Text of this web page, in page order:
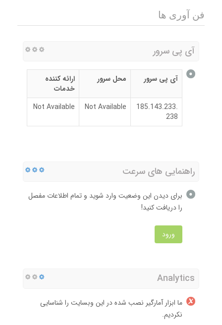
فن آوری ها
آی پی سرور
آی پی سرور محل سرور
ارائه کننده
خدمات
185.143.233.
238
Not Available
Not Available
راهنمایی های سرعت
برای دیدن این وضعیت وارد شوید و تمام اطلاعات مفصل
را دریافت کنید!
ورود
Analytics
ما ابزار آمارگیر نصب شده در این وبسایت را شناسایی
نکردیم.